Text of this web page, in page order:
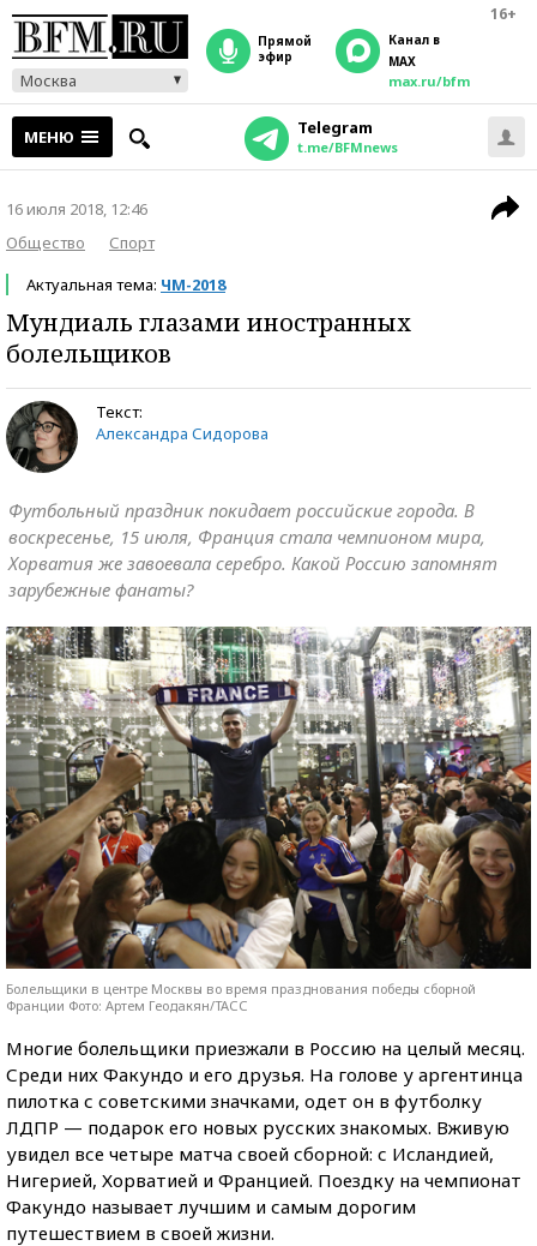
16+
Москва
прямой
эфир
Канал в
MAX
max.ru/bfm
МЕНЮ Telegram
t.me/BFMnews
16 июля 2018, 12:46
Общество
Спорт
Актуальная тема: ЧМ-2018
Мундиаль глазами иностранных
болельщиков
Текст:
Александра Сидорова
Футбольный праздник покидает российские города. В
воскресенье, 15 июля, Франция стала чемпионом мира,
Хорватия же завоевала серебро. Какой Россию запомнят
зарубежные фанаты?
Болельщики в центре Москвы во время празднования победы сборной
Франции Фото: Артем Геодакян/ТАСС
Многие болельщики приезжали в Россию на целый месяц.
Среди них Факундо и его друзья. На голове у аргентинца
пилотка с советскими значками, одет он в футболку
ЛДПР — подарок его новых русских знакомых. Вживую
увидел все четыре матча своей сборной: с Исландией,
Нигерией, Хорватией и Францией. Поездку на чемпионат
Факундо называет лучшим и самым дорогим
путешествием в своей жизни.